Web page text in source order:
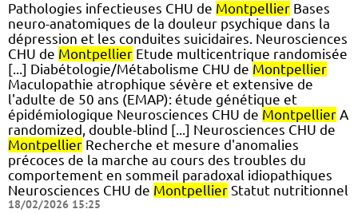
Pathologies infectieuses CHU de Montpellier Bases
neuro-anatomiques de la douleur psychique dans la
dépression et les conduites suicidaires. Neurosciences
CHU de Montpellier Etude multicentrique randomisée
[...] Diabétologie/Métabolisme CHU de Montpellier
Maculopathie atrophique sévère et extensive de
l'adulte de 50 ans (EMAP): étude génétique et
épidémiologique Neurosciences CHU de Montpellier A
randomized, double-blind [...] Neurosciences CHU de
Montpellier Recherche et mesure d'anomalies
précoces de la marche au cours des troubles du
comportement en sommeil paradoxal idiopathiques
Neurosciences CHU de Montpellier Statut nutritionnel
18/02/2026 15:25